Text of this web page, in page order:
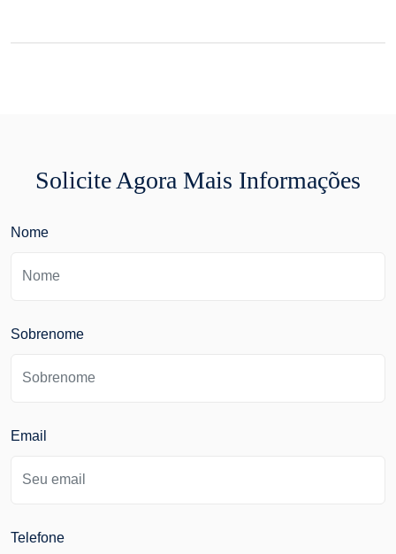
Solicite Agora Mais Informações
Nome
Sobrenome
Email
Telefone